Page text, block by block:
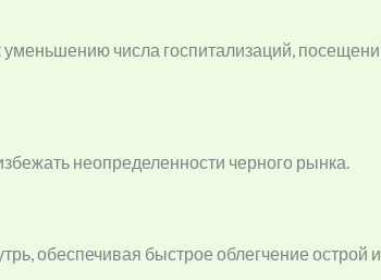
числа госпитализаций,
неопределенности черного рынка.
обеспечивая быстрое облегчение острой